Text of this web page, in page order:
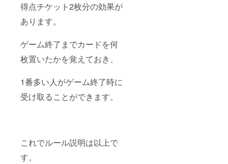
得点チケット2枚分の効果が
あります。
ゲーム終了までカードを何
枚置いたかを覚えておき、
1番多い人がゲーム終了時に
受け取ることができます。
これでルール説明は以上で
す。